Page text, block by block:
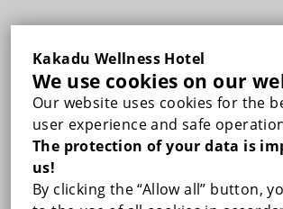
Kakadu Wellness Hotel
We use cookies on our
Our website uses cookies for the
user experience and safe
The protection of your data is
us!
By clicking the “Allow all” button,
így fogászati kezeléseidet is magad
tudhatod a szabadságod alatt
a Balaton partjától mindössze 3
TRIPLE ROOM WITH BALCONY
DUPLEX FAMILY ROOM
GALLERY
PRICES
RECOMMENDED